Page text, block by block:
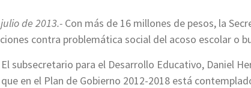
de 2013.- Con más de 16 millones de pesos, la
contra problemática social del acoso escolar o
El subsecretario para el Desarrollo Educativo, Daniel
que en el Plan de Gobierno 2012-2018 está